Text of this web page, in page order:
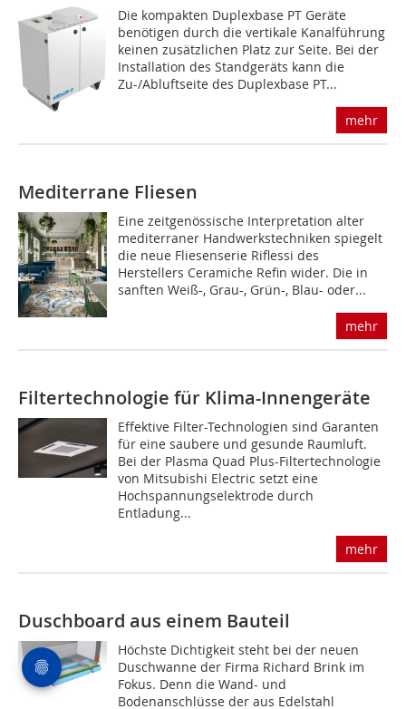
Die kompakten Duplexbase PT Geräte
benötigen durch die vertikale Kanalführung
keinen zusätzlichen Platz zur Seite. Bei der
Installation des Standgeräts kann die
Zu-/Abluftseite des Duplexbase PT...
mehr
Mediterrane Fliesen
Eine zeitgenössische Interpretation alter
mediterraner Handwerkstechniken spiegelt
die neue Fliesenserie Riflessi des
Herstellers Ceramiche Refin wider. Die in
sanften Weiß-, Grau-, Grün-, Blau- oder...
mehr
Filtertechnologie für Klima-Innengeräte
Effektive Filter-Technologien sind Garanten
für eine saubere und gesunde Raumluft.
Bei der Plasma Quad Plus-Filtertechnologie
von Mitsubishi Electric setzt eine
Hochspannungselektrode durch
Entladung...
mehr
Duschboard aus einem Bauteil
Höchste Dichtigkeit steht bei der neuen
Duschwanne der Firma Richard Brink im
Fokus. Denn die Wand- und
Bodenanschlüsse der aus Edelstahl